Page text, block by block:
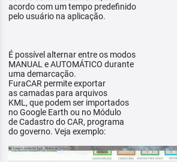
acordo com um tempo predefinido
pelo usuário na aplicação.
É possível alternar entre os modos
MANUAL e AUTOMÁTICO durante
uma demarcação.
FuraCAR permite exportar
as camadas para arquivos
KML, que podem ser importados
no Google Earth ou no Módulo
de Cadastro do CAR, programa
do governo. Veja exemplo: